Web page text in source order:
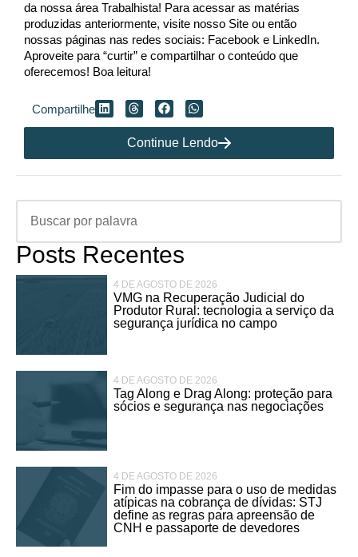
da nossa área Trabalhista! Para acessar as matérias
produzidas anteriormente, visite nosso Site ou então
nossas páginas nas redes sociais: Facebook e LinkedIn.
Aproveite para “curtir” e compartilhar o conteúdo que
oferecemos! Boa leitura!
Compartilhe
Continue Lendo
Posts Recentes
4 DE AGOSTO DE 2026
VMG na Recuperação Judicial do
Produtor Rural: tecnologia a serviço da
segurança jurídica no campo
4 DE AGOSTO DE 2026
Tag Along e Drag Along: proteção para
sócios e segurança nas negociações
4 DE AGOSTO DE 2026
Fim do impasse para o uso de medidas
atípicas na cobrança de dívidas: STJ
define as regras para apreensão de
CNH e passaporte de devedores